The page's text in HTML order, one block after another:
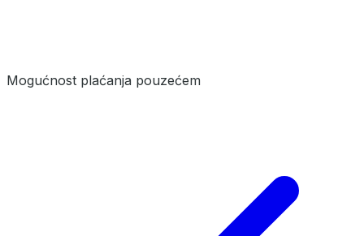
Mogućnost plaćanja pouzećem